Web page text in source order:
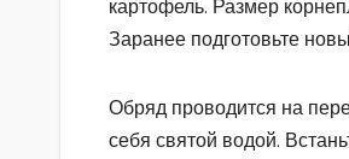
картофель. Размер
Заранее подготовьте
Обряд проводится на
себя святой водой.